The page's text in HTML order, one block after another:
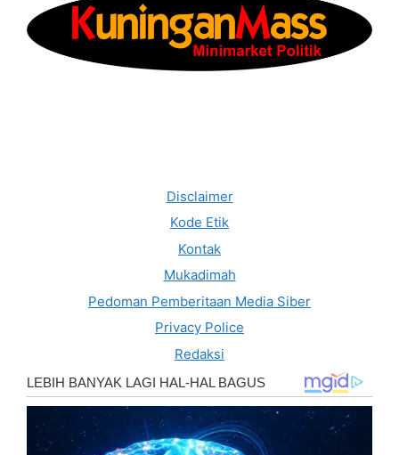
Disclaimer
Kode Etik
Kontak
Mukadimah
Pedoman Pemberitaan Media Siber
Privacy Police
Redaksi